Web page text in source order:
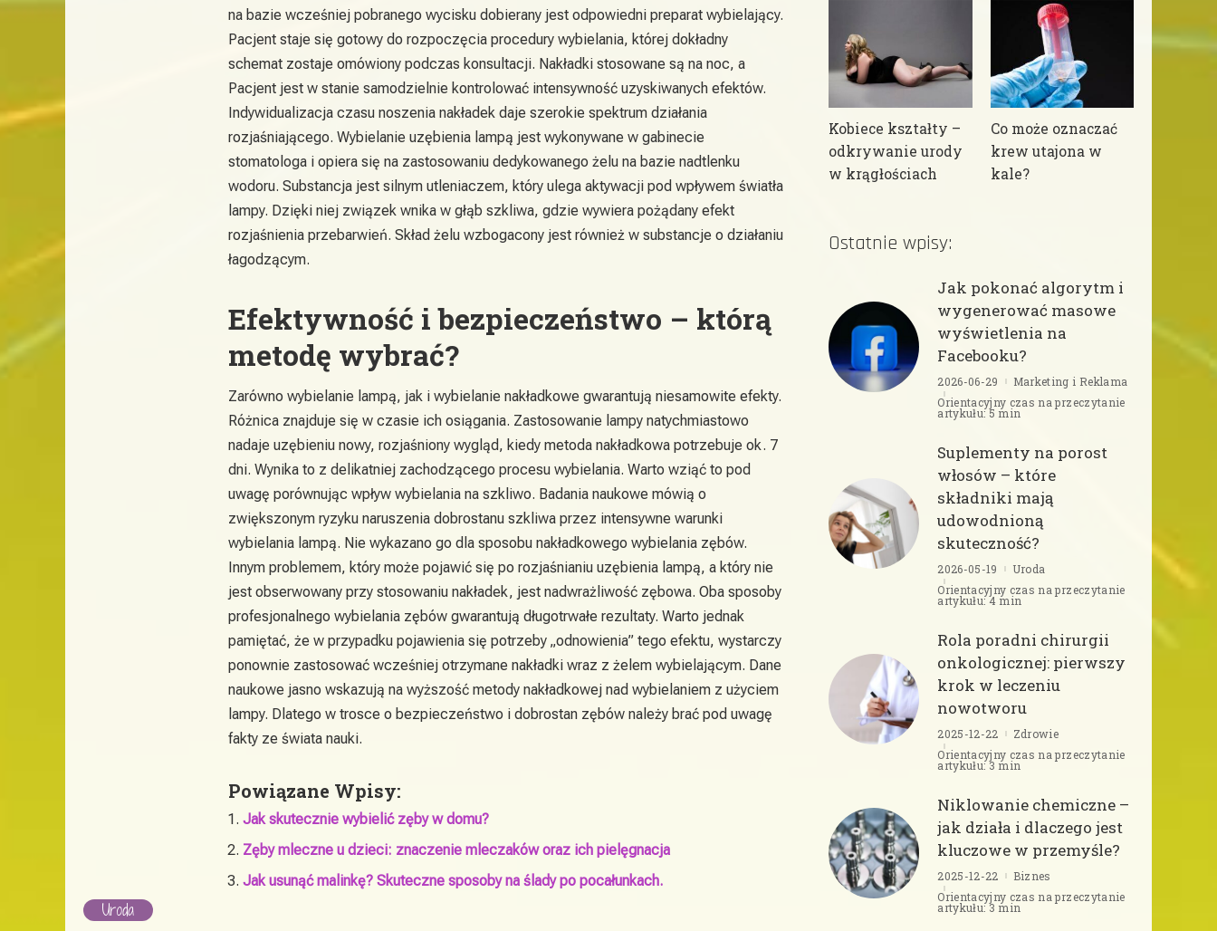
na bazie wcześniej pobranego wycisku dobierany jest odpowiedni preparat wybielający.
Pacjent staje się gotowy do rozpoczęcia procedury wybielania, której dokładny
schemat zostaje omówiony podczas konsultacji. Nakładki stosowane są na noc, a
Pacjent jest w stanie samodzielnie kontrolować intensywność uzyskiwanych efektów.
Indywidualizacja czasu noszenia nakładek daje szerokie spektrum działania
rozjaśniającego. Wybielanie uzębienia lampą jest wykonywane w gabinecie
stomatologa i opiera się na zastosowaniu dedykowanego żelu na bazie nadtlenku
wodoru. Substancja jest silnym utleniaczem, który ulega aktywacji pod wpływem światła
lampy. Dzięki niej związek wnika w głąb szkliwa, gdzie wywiera pożądany efekt
rozjaśnienia przebarwień. Skład żelu wzbogacony jest również w substancje o działaniu
łagodzącym.
Efektywność i bezpieczeństwo – którą
metodę wybrać?
Zarówno wybielanie lampą, jak i wybielanie nakładkowe gwarantują niesamowite efekty.
Różnica znajduje się w czasie ich osiągania. Zastosowanie lampy natychmiastowo
nadaje uzębieniu nowy, rozjaśniony wygląd, kiedy metoda nakładkowa potrzebuje ok. 7
dni. Wynika to z delikatniej zachodzącego procesu wybielania. Warto wziąć to pod
uwagę porównując wpływ wybielania na szkliwo. Badania naukowe mówią o
zwiększonym ryzyku naruszenia dobrostanu szkliwa przez intensywne warunki
wybielania lampą. Nie wykazano go dla sposobu nakładkowego wybielania zębów.
Innym problemem, który może pojawić się po rozjaśnianiu uzębienia lampą, a który nie
jest obserwowany przy stosowaniu nakładek, jest nadwrażliwość zębowa. Oba sposoby
profesjonalnego wybielania zębów gwarantują długotrwałe rezultaty. Warto jednak
pamiętać, że w przypadku pojawienia się potrzeby „odnowienia” tego efektu, wystarczy
ponownie zastosować wcześniej otrzymane nakładki wraz z żelem wybielającym. Dane
naukowe jasno wskazują na wyższość metody nakładkowej nad wybielaniem z użyciem
lampy. Dlatego w trosce o bezpieczeństwo i dobrostan zębów należy brać pod uwagę
fakty ze świata nauki.
Powiązane Wpisy:
Jak skutecznie wybielić zęby w domu?
Zęby mleczne u dzieci: znaczenie mleczaków oraz ich pielęgnacja
Jak usunąć malinkę? Skuteczne sposoby na ślady po pocałunkach.
Uroda
Kobiece kształty –
odkrywanie urody
w krągłościach
Co może oznaczać
krew utajona w
kale?
Ostatnie wpisy:
Jak pokonać algorytm i
wygenerować masowe
wyświetlenia na
Facebooku?
2026-06-29
Marketing i Reklama
Orientacyjny czas na przeczytanie
artykułu: 5 min
Suplementy na porost
włosów – które
składniki mają
udowodnioną
skuteczność?
2026-05-19
Uroda
Orientacyjny czas na przeczytanie
artykułu: 4 min
Rola poradni chirurgii
onkologicznej: pierwszy
krok w leczeniu
nowotworu
2025-12-22
Zdrowie
Orientacyjny czas na przeczytanie
artykułu: 3 min
Niklowanie chemiczne –
jak działa i dlaczego jest
kluczowe w przemyśle?
2025-12-22
Biznes
Orientacyjny czas na przeczytanie
artykułu: 3 min